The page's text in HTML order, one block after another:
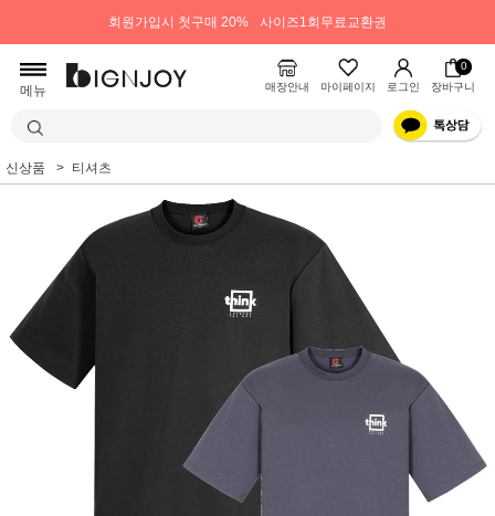
회원가입시 첫구매 20% 사이즈1회무료교환권
메뉴 매장안내 마이페이지 로그인
0
장바구니
신상품 티셔츠